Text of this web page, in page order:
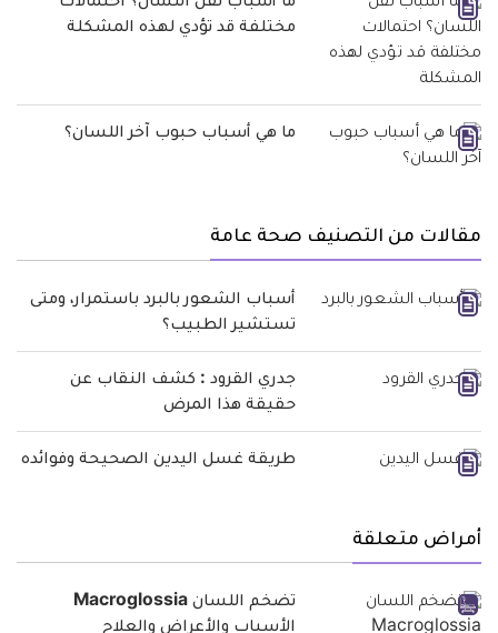
مختلفة قد تؤدي لهذه المشكلة
ما هي أسباب حبوب آخر اللسان؟
مقالات من التصنيف صحة عامة
أسباب الشعور بالبرد باستمرار، ومتى
تستشير الطبيب؟
جدري القرود : كشف النقاب عن
حقيقة هذا المرض
طريقة غسل اليدين الصحيحة وفوائده
أمراض متعلقة
تضخم اللسان Macroglossia
الأسباب والأعراض والعلاج